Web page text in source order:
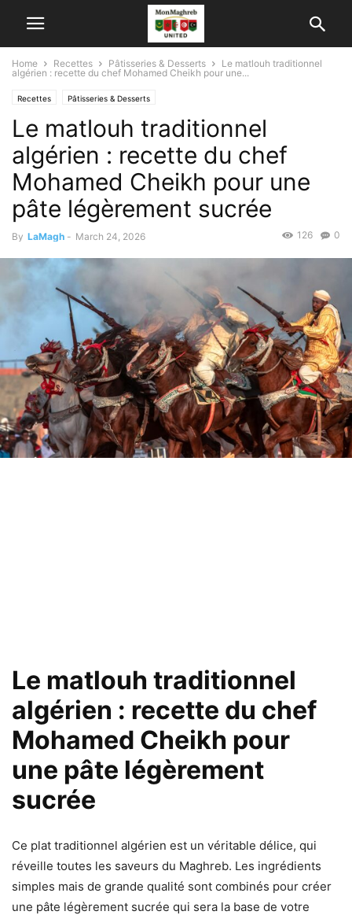
Home Recettes Pâtisseries & Desserts
Le matlouh traditionnel
algérien : recette du chef Mohamed Cheikh pour une...
Recettes Pâtisseries & Desserts
Le matlouh traditionnel
algérien : recette du chef
Mohamed Cheikh pour une
pâte légèrement sucrée
By LaMagh - March 24, 2026 0
126
Le matlouh traditionnel
algérien : recette du chef
Mohamed Cheikh pour
une pâte légèrement
sucrée
Ce plat traditionnel algérien est un véritable délice, qui
réveille toutes les saveurs du Maghreb. Les ingrédients
simples mais de grande qualité sont combinés pour créer
une pâte légèrement sucrée qui sera la base de votre